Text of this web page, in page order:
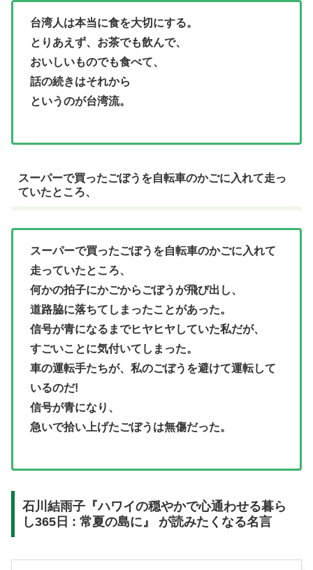
台湾人は本当に食を大切にする。
とりあえず、お茶でも飲んで、
おいしいものでも食べて、
話の続きはそれから
というのが台湾流。
スーパーで買ったごぼうを自転車のかごに入れて走っ
ていたところ、
スーパーで買ったごぼうを自転車のかごに入れて
走っていたところ、
何かの拍子にかごからごぼうが飛び出し、
道路脇に落ちてしまったことがあった。
信号が青になるまでヒヤヒヤしていた私だが、
すごいことに気付いてしまった。
車の運転手たちが、私のごぼうを避けて運転して
いるのだ!
信号が青になり、
急いで拾い上げたごぼうは無傷だった。
石川結雨子『ハワイの穏やかで心通わせる暮ら
し365日 : 常夏の島に』 が読みたくなる名言